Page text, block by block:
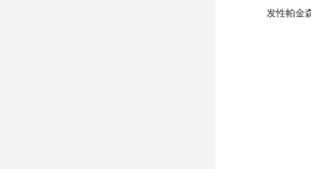
发性帕金